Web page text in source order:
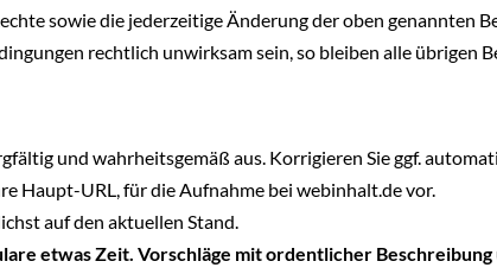
sowie die jederzeitige Änderung der oben genannten
rechtlich unwirksam sein, so bleiben alle übrigen
und wahrheitsgemäß aus. Korrigieren Sie ggf.
Haupt-URL, für die Aufnahme bei webinhalt.de vor.
auf den aktuellen Stand.
etwas Zeit. Vorschläge mit ordentlicher